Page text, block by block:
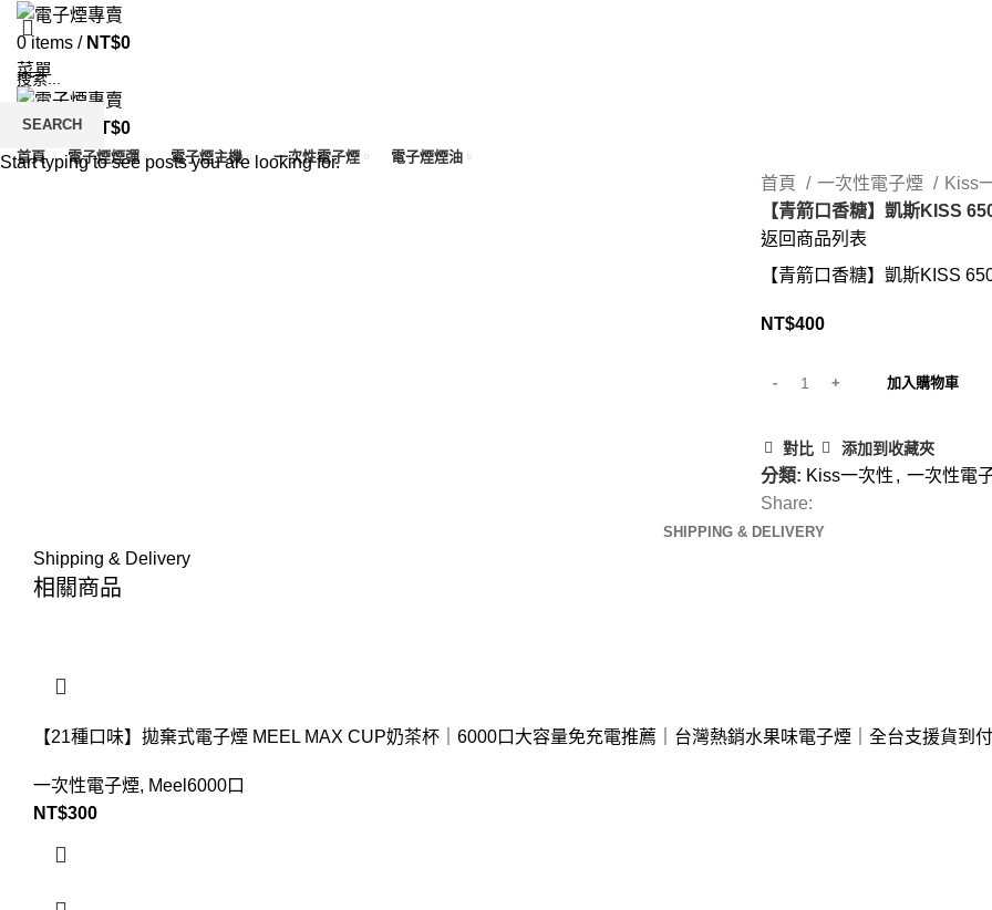
0 items / NT$0
菜單
0items / NT$0
首頁 電子煙煙彈 電子煙主機 一次性電子煙 電子煙煙油
首頁 一次性電子煙
Kiss
【青箭口香糖】凱斯KISS
返回商品列表
【青箭口香糖】凱斯KISS
NT$400
加入購物車
對比 添加到收藏夾
分類: Kiss一次性 , 一次性電
Share:
SHIPPING & DELIVERY
Shipping & Delivery
相關商品
【21種口味】拋棄式電子煙 MEEL MAX CUP奶茶杯｜6000口大容量免充電推薦｜台灣熱銷水果味電子煙｜全台支援貨到
一次性電子煙, Meel6000口
NT$300
SEARCH
Start typing to see posts you are looking for.